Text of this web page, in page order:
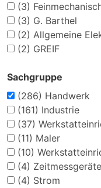
(3)
(3) G. Barthel
(2) Allgemeine
(2) GREIF
Sachgruppe
(286) Handwerk
(161) Industrie
(37)
(11) Maler
(10)
(4) Zeitmessgeräte
(4) Strom